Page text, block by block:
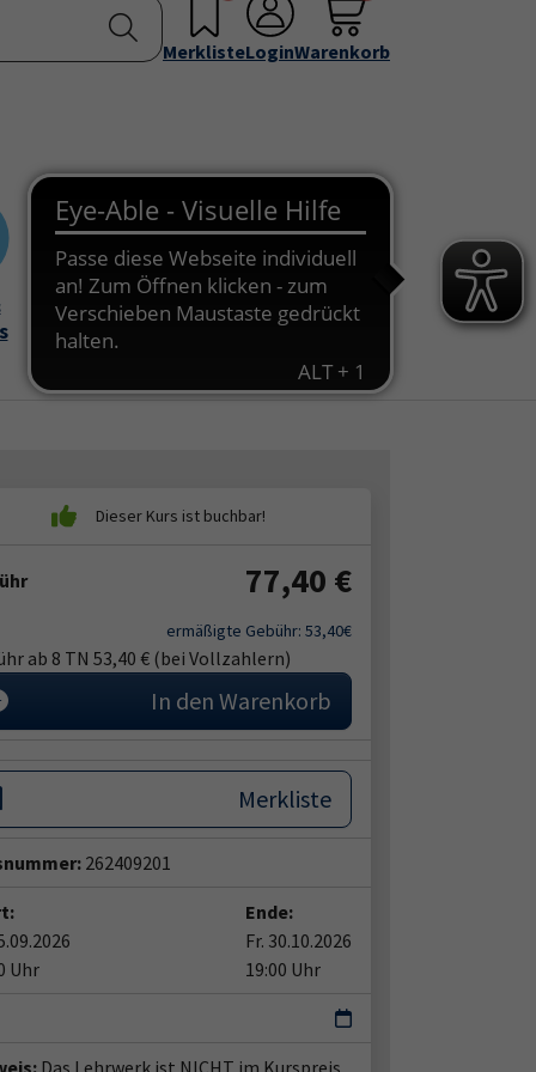
for "Programm"Submenu for "Außenstellen"
Service & Info Submenu for "Service & Info"
Über uns
MerklisteLoginWarenkorb
Onlinekurse
77,40 €
ermäßigte Gebühr: 53,40€
ab 8 TN 53,40 € (bei Vollzahlern)
In den Warenkorb
Merkliste
262409201
Uhr
Ende:
Fr. 30.10.2026
19:00 Uhr
Das Lehrwerk ist NICHT im Kurspreis